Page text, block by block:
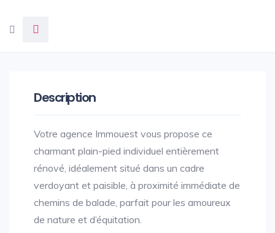
Description
Votre agence Immouest vous propose ce
charmant plain-pied individuel entièrement
rénové, idéalement situé dans un cadre
verdoyant et paisible, à proximité immédiate de
chemins de balade, parfait pour les amoureux
de nature et d’équitation.